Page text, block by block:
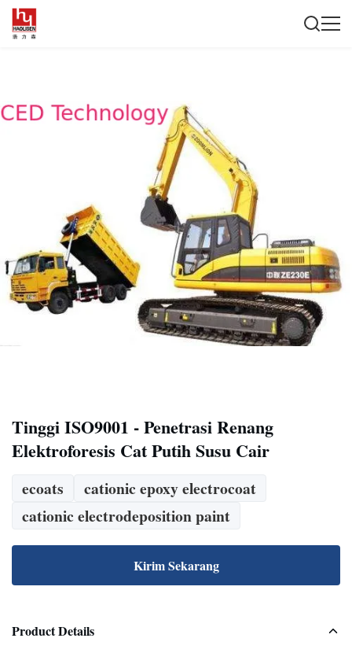
Tinggi ISO9001 - Penetrasi Renang
Elektroforesis Cat Putih Susu Cair
ecoats
cationic epoxy electrocoat
cationic electrodeposition paint
Kirim Sekarang
Product Details